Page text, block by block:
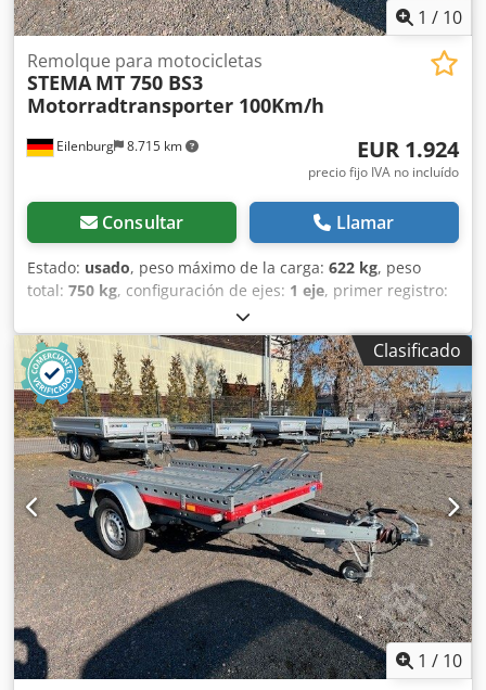
1 / 10
Eilenburg 8.715 km
Remolque para motocicletas
STEMA MT 750 BS3
Motorradtransporter 100Km/h
EUR 1.924
precio fijo IVA no incluído
Consultar Llamar
Estado: usado, peso máximo de la carga: 622 kg, peso
total: 750 kg, configuración de ejes: 1 eje, primer registro:
, longitud del espacio de carga:
anchura del espacio de carga:1.444 mm, ancho total:
1.550 mm
, altura total:600 mm, A28 GW26GA00654
Fabricante: STEMA, Tipo: MT 750 BS3, 100 km/h... y mucho
más. Altura de carga: 580 mm Crjdpfx Abeyn Ugyefsf Salvo
errores y venta previa.
Clasificado
1 / 10